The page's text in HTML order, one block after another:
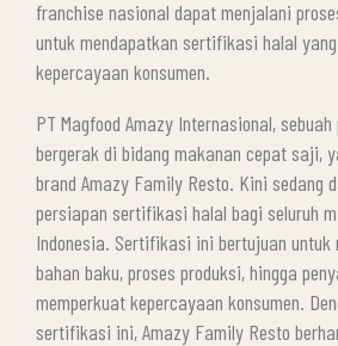
franchise nasional dapat menjalani
untuk mendapatkan sertifikasi halal
kepercayaan konsumen.
PT Magfood Amazy Internasional,
bergerak di bidang makanan cepat saji,
brand Amazy Family Resto. Kini sedang
persiapan sertifikasi halal bagi seluruh
Indonesia. Sertifikasi ini bertujuan untuk
bahan baku, proses produksi, hingga
memperkuat kepercayaan konsumen.
sertifikasi ini, Amazy Family Resto